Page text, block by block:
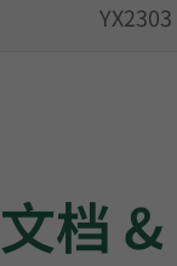
YX2303
文档